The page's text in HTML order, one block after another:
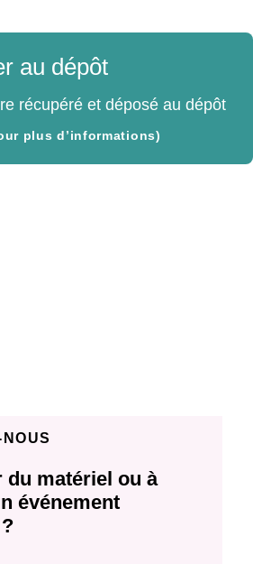
au dépôt
récupéré et déposé au dépôt
plus d’informations)
du matériel ou à
événement